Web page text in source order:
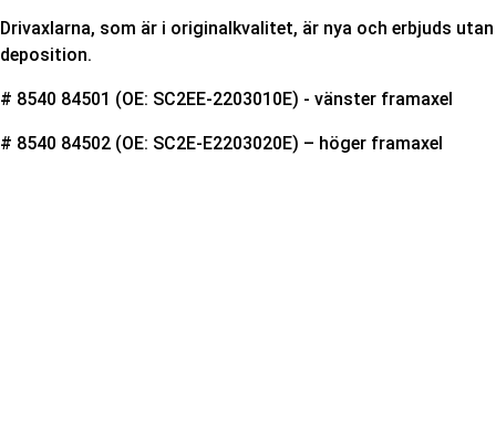
Drivaxlarna, som är i originalkvalitet, är nya och erbjuds utan
deposition.
# 8540 84501 (OE: SC2EE-2203010E) - vänster framaxel
# 8540 84502 (OE: SC2E-E2203020E) – höger framaxel